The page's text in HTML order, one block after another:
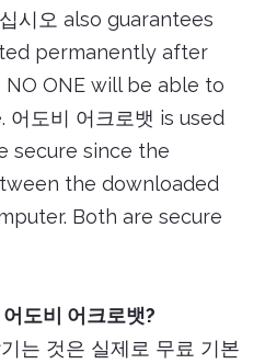
시오 also guarantees
permanently after
ONE will be able to
도비 어크로뱃 is used
secure since the
the downloaded
Both are secure
도비 어크로뱃?
는 것은 실제로 무료 기본